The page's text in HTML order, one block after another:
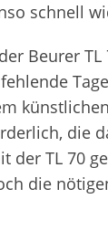
schnell
Beurer
die
der TL 70
die